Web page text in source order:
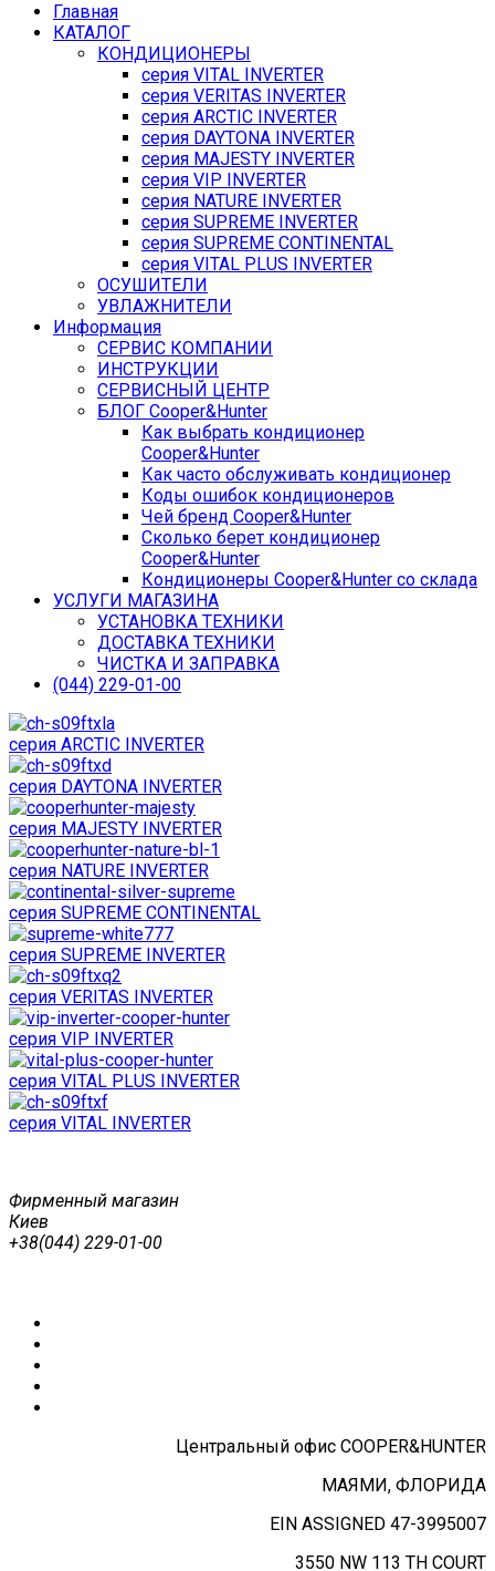
Главная
КАТАЛОГ
КОНДИЦИОНЕРЫ
серия VITAL INVERTER
серия VERITAS INVERTER
серия ARCTIC INVERTER
серия DAYTONA INVERTER
серия MAJESTY INVERTER
серия VIP INVERTER
серия NATURE INVERTER
серия SUPREME INVERTER
серия SUPREME CONTINENTAL
серия VITAL PLUS INVERTER
ОСУШИТЕЛИ
УВЛАЖНИТЕЛИ
Информация
СЕРВИС КОМПАНИИ
ИНСТРУКЦИИ
СЕРВИСНЫЙ ЦЕНТР
БЛОГ Cooper&Hunter
Как выбрать кондиционер
Cooper&Hunter
Как часто обслуживать кондиционер
Коды ошибок кондиционеров
Чей бренд Cooper&Hunter
Сколько берет кондиционер
Cooper&Hunter
Кондиционеры Cooper&Hunter со склада
УСЛУГИ МАГАЗИНА
УСТАНОВКА ТЕХНИКИ
ДОСТАВКА ТЕХНИКИ
ЧИСТКА И ЗАПРАВКА
(044) 229-01-00
серия ARCTIC INVERTER
серия DAYTONA INVERTER
серия MAJESTY INVERTER
серия NATURE INVERTER
серия SUPREME CONTINENTAL
серия SUPREME INVERTER
серия VERITAS INVERTER
серия VIP INVERTER
серия VITAL PLUS INVERTER
серия VITAL INVERTER
Фирменный магазин
Киев
+38(044) 229-01-00
Центральный офис COOPER&HUNTER
МАЯМИ, ФЛОРИДА
EIN ASSIGNED 47-3995007
3550 NW 113 TH COURT